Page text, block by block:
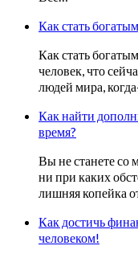
Как стать
Как стать
человек, что
людей мира,
Как найти
время?
Вы не станете со
ни при каких
лишняя копейка
Как достичь
человеком!